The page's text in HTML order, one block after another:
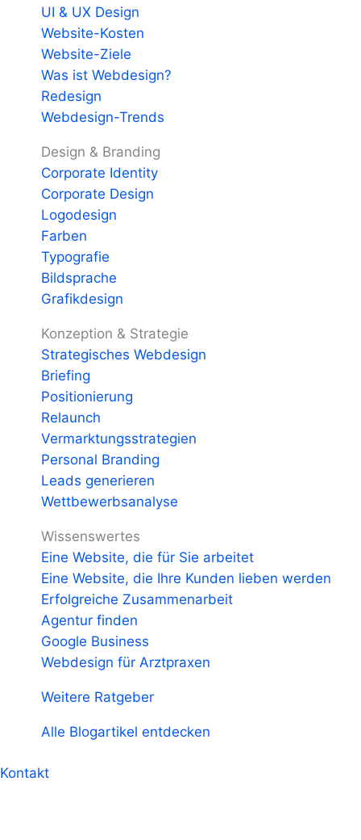
UI & UX Design
Website-Kosten
Website-Ziele
Was ist Webdesign?
Redesign
Webdesign-Trends
Design & Branding
Corporate Identity
Corporate Design
Logodesign
Farben
Typografie
Bildsprache
Grafikdesign
Konzeption & Strategie
Strategisches Webdesign
Briefing
Positionierung
Relaunch
Vermarktungsstrategien
Personal Branding
Leads generieren
Wettbewerbsanalyse
Wissenswertes
Eine Website, die für Sie arbeitet
Eine Website, die Ihre Kunden lieben werden
Erfolgreiche Zusammenarbeit
Agentur finden
Google Business
Webdesign für Arztpraxen
Weitere Ratgeber
Alle Blogartikel entdecken
Kontakt